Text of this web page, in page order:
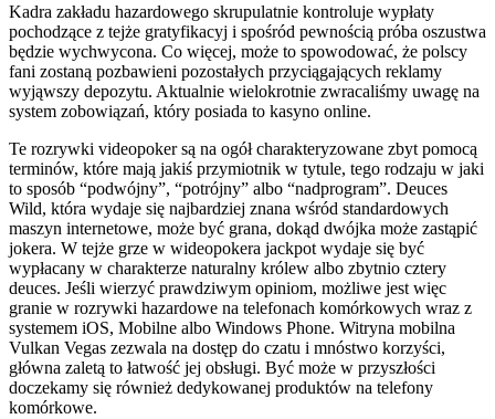
Kadra zakładu hazardowego skrupulatnie kontroluje wypłaty
pochodzące z tejże gratyfikacyj i spośród pewnością próba oszustwa
będzie wychwycona. Co więcej, może to spowodować, że polscy
fani zostaną pozbawieni pozostałych przyciągających reklamy
wyjąwszy depozytu. Aktualnie wielokrotnie zwracaliśmy uwagę na
system zobowiązań, który posiada to kasyno online.
Te rozrywki videopoker są na ogół charakteryzowane zbyt pomocą
terminów, które mają jakiś przymiotnik w tytule, tego rodzaju w jaki
to sposób “podwójny”, “potrójny” albo “nadprogram”. Deuces
Wild, która wydaje się najbardziej znana wśród standardowych
maszyn internetowe, może być grana, dokąd dwójka może zastąpić
jokera. W tejże grze w wideopokera jackpot wydaje się być
wypłacany w charakterze naturalny królew albo zbytnio cztery
deuces. Jeśli wierzyć prawdziwym opiniom, możliwe jest więc
granie w rozrywki hazardowe na telefonach komórkowych wraz z
systemem iOS, Mobilne albo Windows Phone. Witryna mobilna
Vulkan Vegas zezwala na dostęp do czatu i mnóstwo korzyści,
główna zaletą to łatwość jej obsługi. Być może w przyszłości
doczekamy się również dedykowanej produktów na telefony
komórkowe.